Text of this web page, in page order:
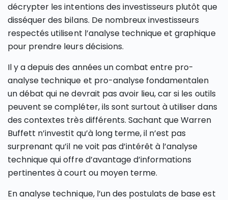
décrypter les intentions des investisseurs plutôt que
disséquer des bilans. De nombreux investisseurs
respectés utilisent l’analyse technique et graphique
pour prendre leurs décisions.
Il y a depuis des années un combat entre pro-
analyse technique et pro-analyse fondamentalen
un débat qui ne devrait pas avoir lieu, car si les outils
peuvent se compléter, ils sont surtout à utiliser dans
des contextes très différents. Sachant que Warren
Buffett n’investit qu’à long terme, il n’est pas
surprenant qu’il ne voit pas d’intérêt à l’analyse
technique qui offre d’avantage d’informations
pertinentes à court ou moyen terme.
En analyse technique, l’un des postulats de base est